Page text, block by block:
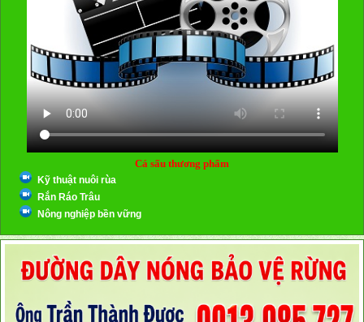
Cá sấu thương phẩm
Kỹ thuật nuôi rùa
Rắn Ráo Trâu
Nông nghiệp bền vững